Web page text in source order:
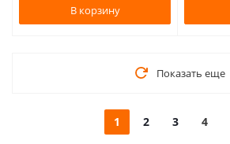
В корзину
Показать еще
1 2 3 4